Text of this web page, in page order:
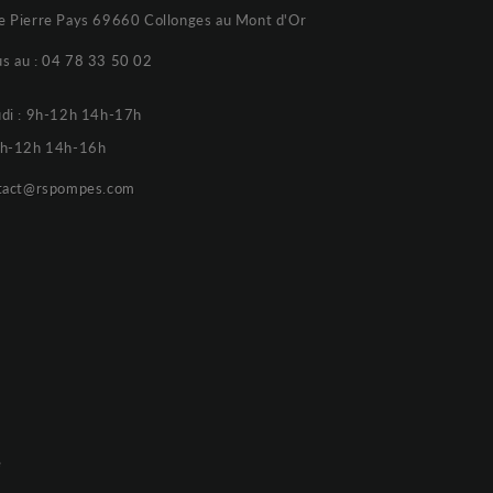
Pierre Pays 69660 Collonges au Mont d'Or
au :04 78 33 50 02
: 9h-12h 14h-17h
12h 14h-16h